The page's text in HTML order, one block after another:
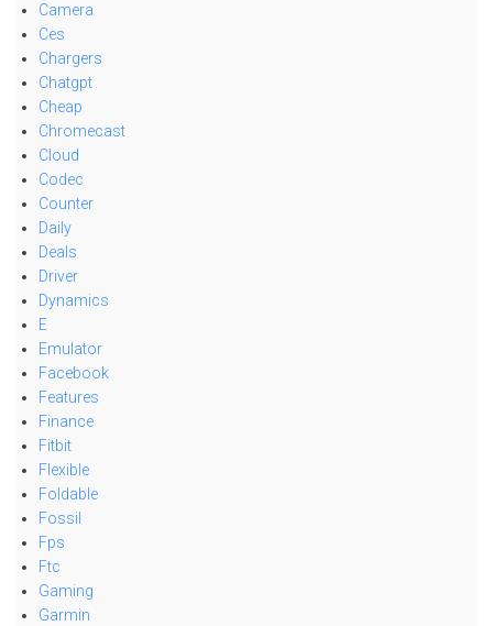
Camera
Ces
Chargers
Chatgpt
Cheap
Chromecast
Cloud
Codec
Counter
Daily
Deals
Driver
Dynamics
E
Emulator
Facebook
Features
Finance
Fitbit
Flexible
Foldable
Fossil
Fps
Ftc
Gaming
Garmin